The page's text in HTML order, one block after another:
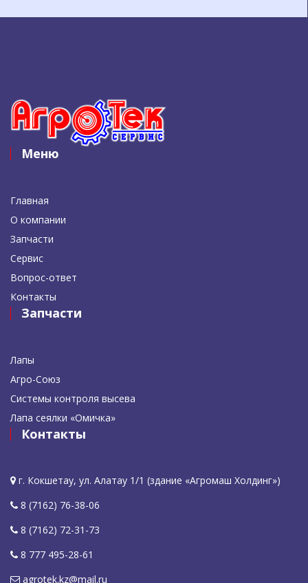
Меню
Главная
О компании
Запчасти
Сервис
Вопрос-ответ
Контакты
Запчасти
Лапы
Агро-Союз
Системы контроля высева
Лапа сеялки «Омичка»
Контакты
г. Кокшетау, ул. Алатау 1/1 (здание «Агромаш Холдинг»)
8 (7162) 76-38-06
8 (7162) 72-31-73
8 777 495-28-61
agrotek.kz@mail.ru